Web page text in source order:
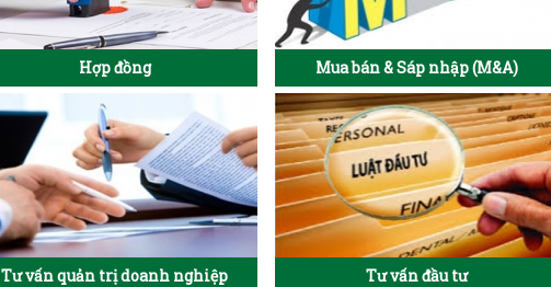
Hợp đồng Mua bán & Sáp nhập (M&A)
Tư vấn quản trị doanh nghiệp Tư vấn đầu tư